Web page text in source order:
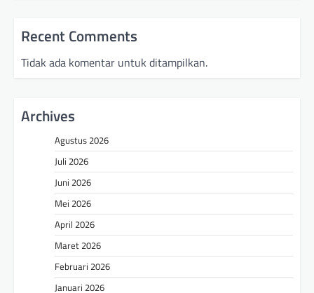
Recent Comments
Tidak ada komentar untuk ditampilkan.
Archives
Agustus 2026
Juli 2026
Juni 2026
Mei 2026
April 2026
Maret 2026
Februari 2026
Januari 2026